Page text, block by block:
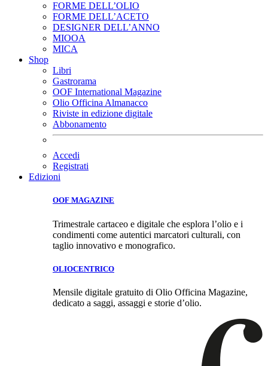
FORME DELL’OLIO
FORME DELL’ACETO
DESIGNER DELL’ANNO
MIOOA
MICA
Shop
Libri
Gastrorama
OOF International Magazine
Olio Officina Almanacco
Riviste in edizione digitale
Abbonamento
Accedi
Registrati
Edizioni
OOF MAGAZINE
Trimestrale cartaceo e digitale che esplora l’olio e i
condimenti come autentici marcatori culturali, con
taglio innovativo e monografico.
OLIOCENTRICO
Mensile digitale gratuito di Olio Officina Magazine,
dedicato a saggi, assaggi e storie d’olio.